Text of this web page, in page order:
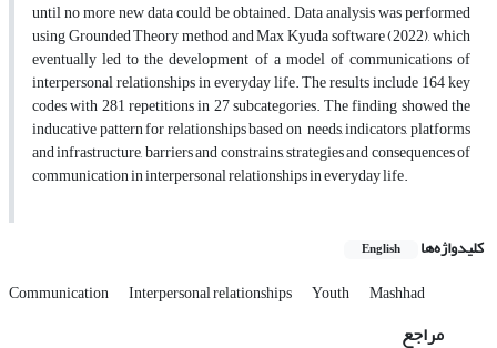
until no more new data could be obtained. Data analysis was performed
using Grounded Theory method and Max Kyuda software (2022), which
eventually led to the development of a model of communications of
interpersonal relationships in everyday life. The results include 164 key
codes with 281 repetitions in 27 subcategories. The finding showed the
inducative pattern for relationships based on needs, indicators, platforms
and infrastructure, barriers and constrains, strategies and consequences of
communication in interpersonal relationships in everyday life.
کلیدواژه‌ها English
Communication Interpersonal relationships Youth Mashhad
مراجع